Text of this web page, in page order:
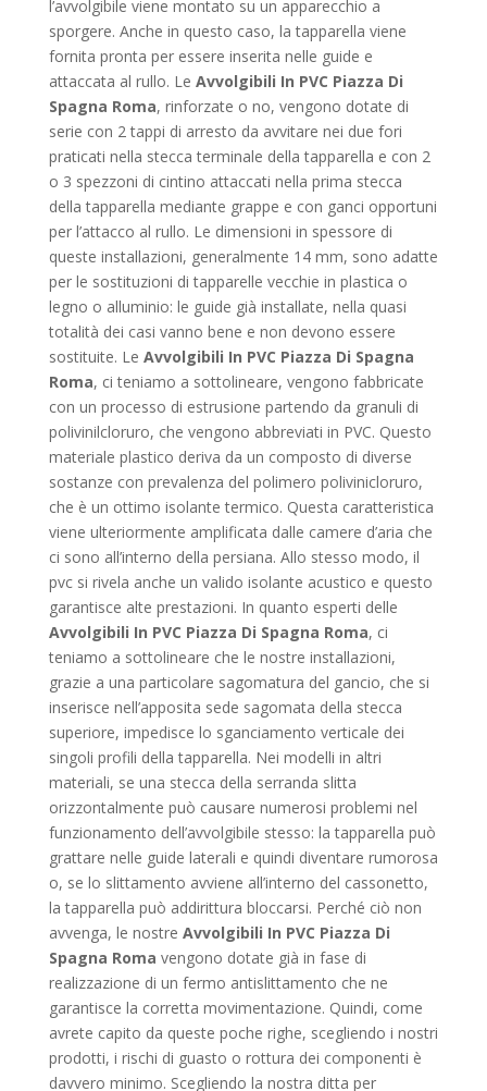
l’avvolgibile viene montato su un apparecchio a
sporgere. Anche in questo caso, la tapparella viene
fornita pronta per essere inserita nelle guide e
attaccata al rullo. Le Avvolgibili In PVC Piazza Di
Spagna Roma, rinforzate o no, vengono dotate di
serie con 2 tappi di arresto da avvitare nei due fori
praticati nella stecca terminale della tapparella e con 2
o 3 spezzoni di cintino attaccati nella prima stecca
della tapparella mediante grappe e con ganci opportuni
per l’attacco al rullo. Le dimensioni in spessore di
queste installazioni, generalmente 14 mm, sono adatte
per le sostituzioni di tapparelle vecchie in plastica o
legno o alluminio: le guide già installate, nella quasi
totalità dei casi vanno bene e non devono essere
sostituite. Le Avvolgibili In PVC Piazza Di Spagna
Roma, ci teniamo a sottolineare, vengono fabbricate
con un processo di estrusione partendo da granuli di
polivinilcloruro, che vengono abbreviati in PVC. Questo
materiale plastico deriva da un composto di diverse
sostanze con prevalenza del polimero polivinicloruro,
che è un ottimo isolante termico. Questa caratteristica
viene ulteriormente amplificata dalle camere d’aria che
ci sono all’interno della persiana. Allo stesso modo, il
pvc si rivela anche un valido isolante acustico e questo
garantisce alte prestazioni. In quanto esperti delle
Avvolgibili In PVC Piazza Di Spagna Roma, ci
teniamo a sottolineare che le nostre installazioni,
grazie a una particolare sagomatura del gancio, che si
inserisce nell’apposita sede sagomata della stecca
superiore, impedisce lo sganciamento verticale dei
singoli profili della tapparella. Nei modelli in altri
materiali, se una stecca della serranda slitta
orizzontalmente può causare numerosi problemi nel
funzionamento dell’avvolgibile stesso: la tapparella può
grattare nelle guide laterali e quindi diventare rumorosa
o, se lo slittamento avviene all’interno del cassonetto,
la tapparella può addirittura bloccarsi. Perché ciò non
avvenga, le nostre Avvolgibili In PVC Piazza Di
Spagna Roma vengono dotate già in fase di
realizzazione di un fermo antislittamento che ne
garantisce la corretta movimentazione. Quindi, come
avrete capito da queste poche righe, scegliendo i nostri
prodotti, i rischi di guasto o rottura dei componenti è
davvero minimo. Scegliendo la nostra ditta per